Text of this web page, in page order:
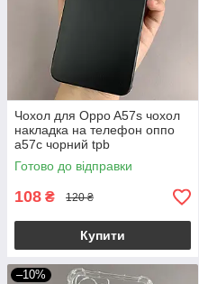
Чохол для Oppo A57s чохол
накладка на телефон оппо
а57с чорний tpb
Готово до відправки
108 ₴ 120 ₴
Купити
–10%